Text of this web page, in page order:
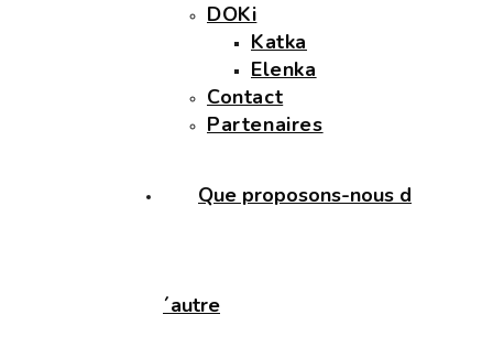
DOKi
Katka
Elenka
Contact
Partenaires
Que proposons-nous d
´autre